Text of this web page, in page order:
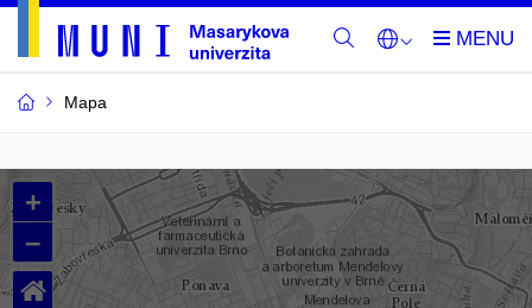
Mapa
Budovy
a
místnosti
+
–
⌂